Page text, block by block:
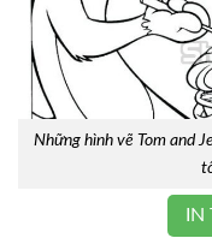
Những hình vẽ Tom and